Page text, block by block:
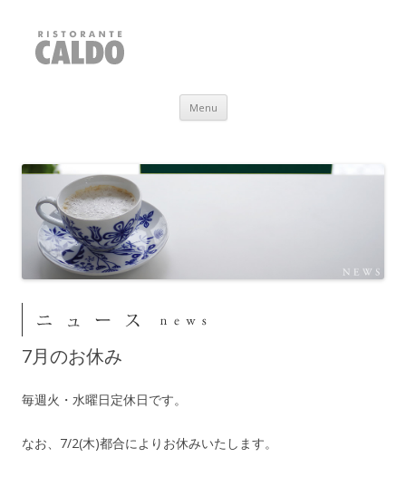
RISTORANTE CALDO
福井県敦賀市
Menu Skip to content
7月のお休み
毎週火・水曜日定休日です。
なお、7/2(木)都合によりお休みいたします。